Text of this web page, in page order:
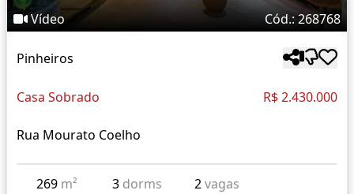
Vídeo Cód.: 268768
Pinheiros
Casa Sobrado R$ 2.430.000
Rua Mourato Coelho
269 m² 3 dorms 2vagas